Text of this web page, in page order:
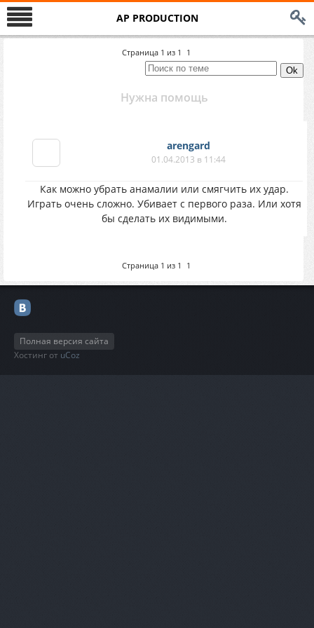
AP PRODUCTION
Страница 1 из 1 1
Нужна помощь
arengard
01.04.2013 в 11:44
Как можно убрать анамалии или смягчить их удар.
Играть очень сложно. Убивает с первого раза. Или хотя
бы сделать их видимыми.
Страница 1 из 1 1
Полная версия сайта
Хостинг от uCoz